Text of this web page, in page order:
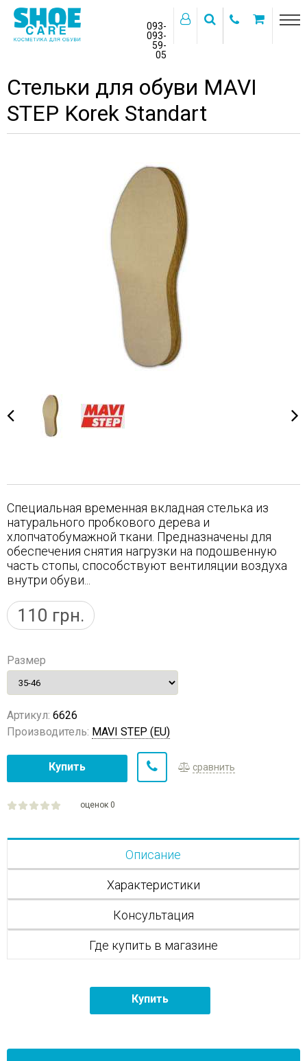
093-
093-
59-
05
Стельки для обуви MAVI
STEP Korek Standart
Специальная временная вкладная стелька из
натурального пробкового дерева и
хлопчатобумажной ткани. Предназначены для
обеспечения снятия нагрузки на подошвенную
часть стопы, способствуют вентиляции воздуха
внутри обуви...
110 грн.
Размер
Артикул: 6626
Производитель: MAVI STEP (EU)
Купить сравнить
оценок 0
Описание
Характеристики
Консультация
Где купить в магазине
Купить